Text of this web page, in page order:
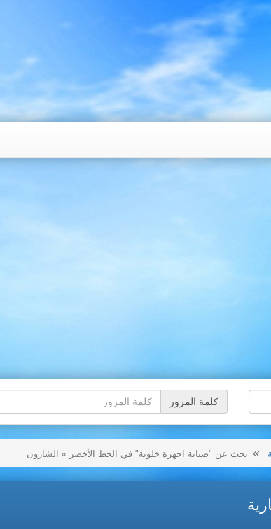
كلمة المرور
بحث عن "صيانة اجهزة خلوية" في الخط الأخضر » الشارون